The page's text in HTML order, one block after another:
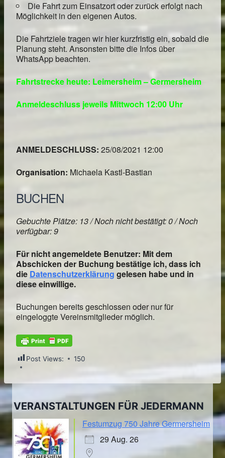
Die Fahrt zum Einsatzort oder zurück erfolgt nach
Möglichkeit in den eigenen Autos.
Die Fahrtziele tragen wir hier kurzfristig ein, sobald die
Planung steht. Ansonsten bitte die Infos über
WhatsApp beachten.
Fahrtstrecke heute: Leimersheim – Germersheim
Anmeldeschluss jeweils Mittwoch 12:00 Uhr
ANMELDESCHLUSS: 25/08/2021 12:00
Organisation: Michaela Kastl-Bastian
BUCHEN
Gebuchte Plätze: 13 / Noch nicht bestätigt: 0 / Noch
verfügbar: 9
Für nicht angemeldete Benutzer: Mit dem
Abschicken der Buchung bestätige ich, dass ich
die Datenschutzerklärung gelesen habe und in
diese einwillige.
Buchungen bereits geschlossen oder nur für
eingeloggte Vereinsmitglieder möglich.
Post Views: 150
VERANSTALTUNGEN FÜR JEDERMANN
Festumzug 750 Jahre Germersheim
29 Aug. 26